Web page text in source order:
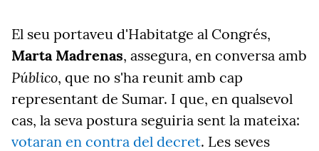
El seu portaveu d'Habitatge al Congrés,
Marta Madrenas, assegura, en conversa amb
Público, que no s'ha reunit amb cap
representant de Sumar. I que, en qualsevol
cas, la seva postura seguiria sent la mateixa:
votaran en contra del decret. Les seves